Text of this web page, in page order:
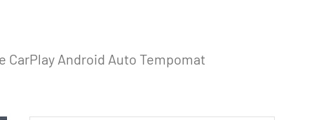
CarPlay Android Auto Tempomat